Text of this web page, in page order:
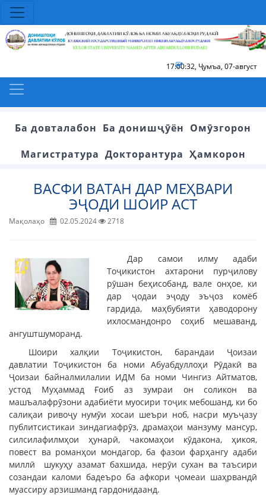
17:00:32, Ҷумъа, 07-август
Ба довталабон Ба донишҷӯён Омӯзгорон
Магистратура Докторантура Ҳамкорон
ВАСФИ ВАТАН ДАР МЕҲВАРИ
ЭҶОДИ ШОИР АСТ
Мақолаҳо 02.05.2024 2718
Дар самои илму адаби
Тоҷикистон ахтарони пурҷилову
рӯшан беҳисобанд, вале онҳое, ки
дар ҷодаи эҷоду эъҷоз комёб
гардида, маҳбубияти ҳаводорону
ихлосмандонро соҳиб мешаванд,
ангуштшуморанд.
Шоири халқии Тоҷикистон, барандаи Ҷоизаи
давлатии Тоҷикистон ба номи Абуабдуллоҳи Рӯдакӣ ва
Ҷоизаи байналмилалии ИДМ ба номи Чингиз Айтматов,
устод Муҳаммад Ғоиб аз зумраи он соликон ва
машъалафрӯзони адабиёти муосири тоҷик мебошанд, ки бо
салиқаи ривоҷу нумӯи хосаи шеъри ноб, насри муъҷазу
публитсистикаи зиндагиафрӯз, драмаҳои манзуму мансур,
силсилафилмҳои ҳунарӣ, чакомаҳои кӯдакона, ҳикоя,
повест ва романҳои мондагор, ба фазои фарҳангу адаби
миллӣ шукуҳу азамат бахшида, нерӯи сухан ва таъсири
созандаи каломи бадеъро ба афкори ҷомеаи шаҳрвандӣ
муассиру арзишманд гардонидаанд.